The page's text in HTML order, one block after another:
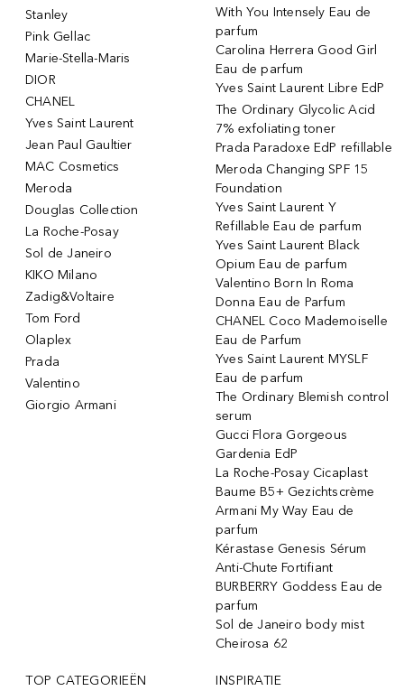
Stanley
Pink Gellac
Marie-Stella-Maris
DIOR
CHANEL
Yves Saint Laurent
Jean Paul Gaultier
MAC Cosmetics
Meroda
Douglas Collection
La Roche-Posay
Sol de Janeiro
KIKO Milano
Zadig&Voltaire
Tom Ford
Olaplex
Prada
Valentino
Giorgio Armani
With You Intensely Eau de
parfum
Carolina Herrera Good Girl
Eau de parfum
Yves Saint Laurent Libre EdP
The Ordinary Glycolic Acid
7% exfoliating toner
Prada Paradoxe EdP refillable
Meroda Changing SPF 15
Foundation
Yves Saint Laurent Y
Refillable Eau de parfum
Yves Saint Laurent Black
Opium Eau de parfum
Valentino Born In Roma
Donna Eau de Parfum
CHANEL Coco Mademoiselle
Eau de Parfum
Yves Saint Laurent MYSLF
Eau de parfum
The Ordinary Blemish control
serum
Gucci Flora Gorgeous
Gardenia EdP
La Roche-Posay Cicaplast
Baume B5+ Gezichtscrème
Armani My Way Eau de
parfum
Kérastase Genesis Sérum
Anti-Chute Fortifiant
BURBERRY Goddess Eau de
parfum
Sol de Janeiro body mist
Cheirosa 62
TOP CATEGORIEËN INSPIRATIE